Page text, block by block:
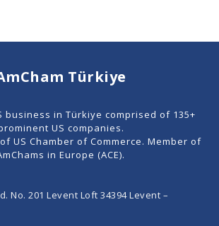
Türkiye
business in Türkiye comprised of 135+
US companies.
US Chamber of Commerce. Member of
in Europe (ACE).
No. 201 Levent Loft 34394 Levent –